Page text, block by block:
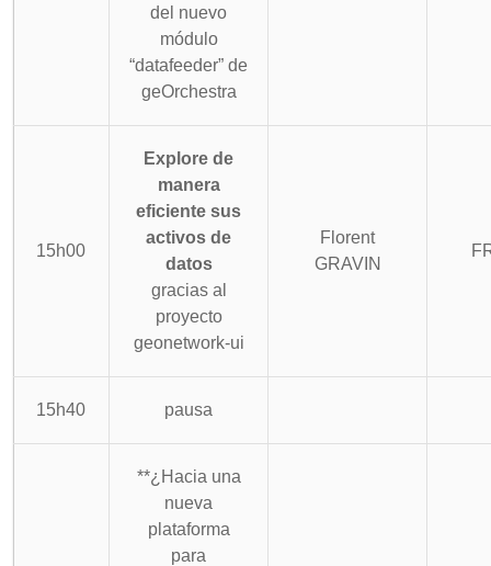
del nuevo
módulo
“datafeeder” de
geOrchestra
15h00
Explore de
manera
eficiente sus
activos de
datos
gracias al
proyecto
geonetwork-ui
Florent
GRAVIN
15h40 pausa
**¿Hacia una
nueva
plataforma
para